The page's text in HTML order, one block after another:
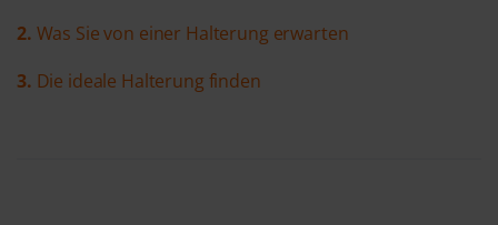
2. Was Sie von einer Halterung erwarten
3. Die ideale Halterung finden